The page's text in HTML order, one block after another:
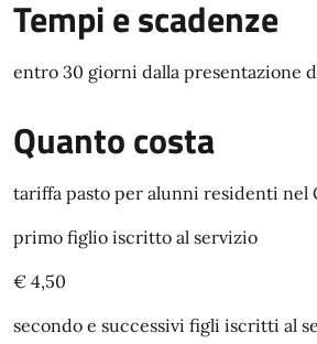
Tempi e scadenze
entro 30 giorni dalla presentazione
Quanto costa
tariffa pasto per alunni residenti nel
primo figlio iscritto al servizio
€ 4,50
secondo e successivi figli iscritti al